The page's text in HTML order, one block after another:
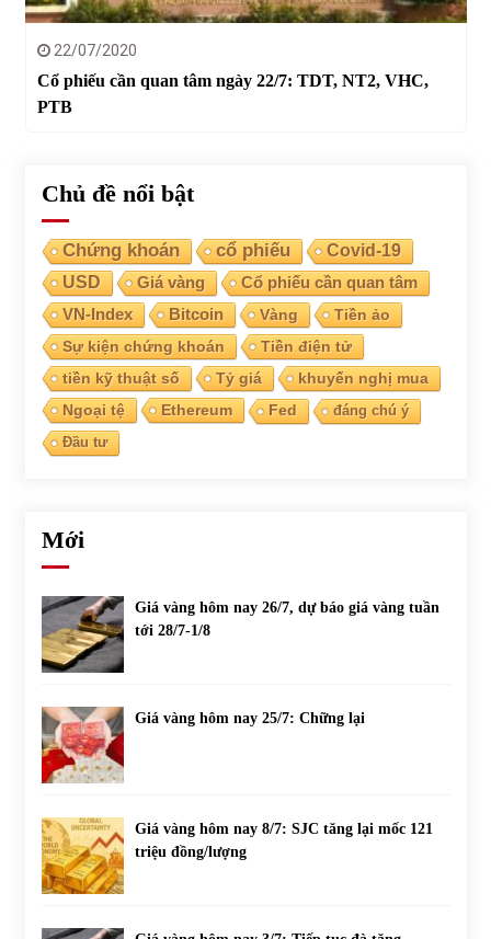
22/07/2020
Cổ phiếu cần quan tâm ngày 22/7: TDT, NT2, VHC,
PTB
Chủ đề nổi bật
Chứng khoán cổ phiếu
Covid-19
USD
Giá vàng Cổ phiếu cần quan tâm
VN-Index Bitcoin Vàng
Tiền ảo
Sự kiện chứng khoán
Tiền điện tử
tiền kỹ thuật số
Tỷ giá
khuyến nghị mua
Ngoại tệ
Ethereum Fed
đáng chú ý
Đầu tư
Mới
Giá vàng hôm nay 26/7, dự báo giá vàng tuần
tới 28/7-1/8
Giá vàng hôm nay 25/7: Chững lại
Giá vàng hôm nay 8/7: SJC tăng lại mốc 121
triệu đồng/lượng